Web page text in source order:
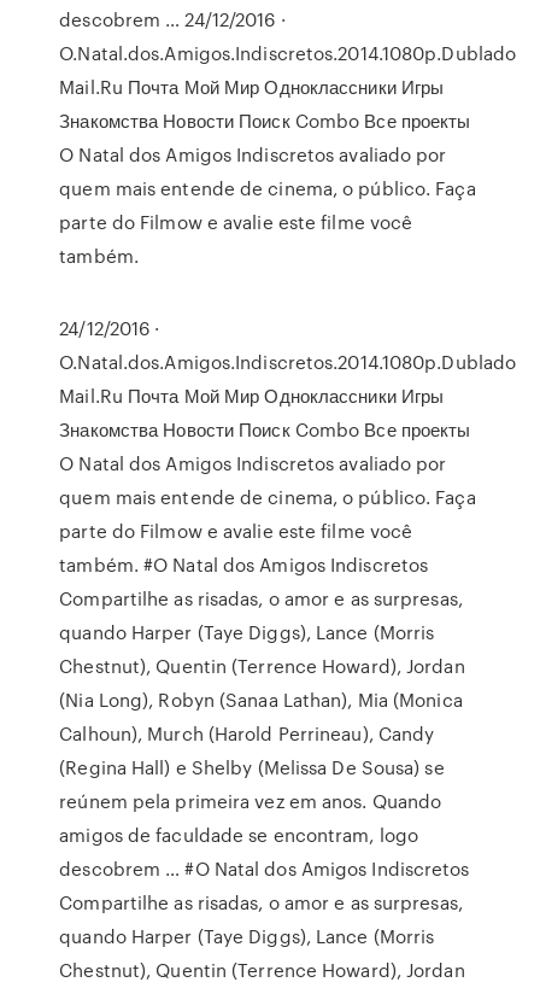
descobrem … 24/12/2016 ·
O.Natal.dos.Amigos.Indiscretos.2014.1080p.Dublado
Mail.Ru Почта Мой Мир Одноклассники Игры
Знакомства Новости Поиск Combo Все проекты
O Natal dos Amigos Indiscretos avaliado por
quem mais entende de cinema, o público. Faça
parte do Filmow e avalie este filme você
também.
24/12/2016 ·
O.Natal.dos.Amigos.Indiscretos.2014.1080p.Dublado
Mail.Ru Почта Мой Мир Одноклассники Игры
Знакомства Новости Поиск Combo Все проекты
O Natal dos Amigos Indiscretos avaliado por
quem mais entende de cinema, o público. Faça
parte do Filmow e avalie este filme você
também. #O Natal dos Amigos Indiscretos
Compartilhe as risadas, o amor e as surpresas,
quando Harper (Taye Diggs), Lance (Morris
Chestnut), Quentin (Terrence Howard), Jordan
(Nia Long), Robyn (Sanaa Lathan), Mia (Monica
Calhoun), Murch (Harold Perrineau), Candy
(Regina Hall) e Shelby (Melissa De Sousa) se
reúnem pela primeira vez em anos. Quando
amigos de faculdade se encontram, logo
descobrem … #O Natal dos Amigos Indiscretos
Compartilhe as risadas, o amor e as surpresas,
quando Harper (Taye Diggs), Lance (Morris
Chestnut), Quentin (Terrence Howard), Jordan